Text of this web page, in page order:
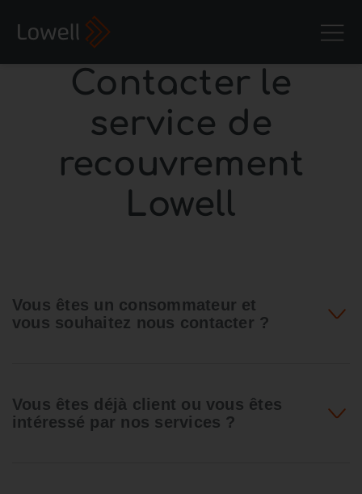
Contacter le
service de
recouvrement
Lowell
Vous êtes un consommateur et
vous souhaitez nous contacter ?
Vous êtes déjà client ou vous êtes
intéressé par nos services ?